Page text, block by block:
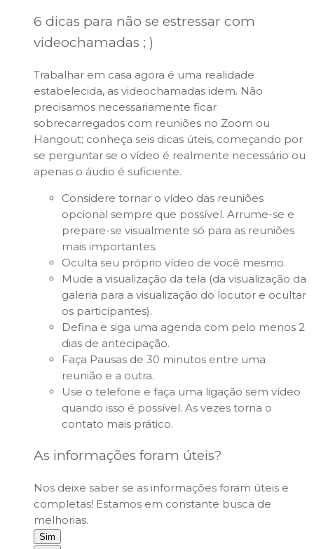
6 dicas para não se estressar com
videochamadas ; )
Trabalhar em casa agora é uma realidade
estabelecida, as videochamadas idem. Não
precisamos necessariamente ficar
sobrecarregados com reuniões no Zoom ou
Hangout; conheça seis dicas úteis, começando por
se perguntar se o vídeo é realmente necessário ou
apenas o áudio é suficiente.
Considere tornar o vídeo das reuniões
opcional sempre que possível. Arrume-se e
prepare-se visualmente só para as reuniões
mais importantes.
Oculta seu próprio vídeo de você mesmo.
Mude a visualização da tela (da visualização da
galeria para a visualização do locutor e ocultar
os participantes).
Defina e siga uma agenda com pelo menos 2
dias de antecipação.
Faça Pausas de 30 minutos entre uma
reunião e a outra.
Use o telefone e faça uma ligação sem vídeo
quando isso é possível. As vezes torna o
contato mais prático.
As informações foram úteis?
Nos deixe saber se as informações foram úteis e
completas! Estamos em constante busca de
melhorias.
Sim